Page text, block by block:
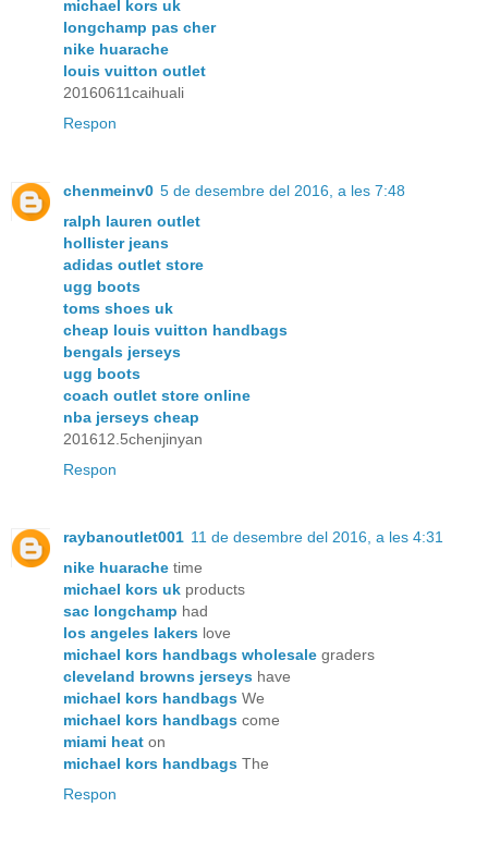
michael kors uk
longchamp pas cher
nike huarache
louis vuitton outlet
20160611caihuali
Respon
chenmeinv0 5 de desembre del 2016, a les 7:48
ralph lauren outlet
hollister jeans
adidas outlet store
ugg boots
toms shoes uk
cheap louis vuitton handbags
bengals jerseys
ugg boots
coach outlet store online
nba jerseys cheap
201612.5chenjinyan
Respon
raybanoutlet001 11 de desembre del 2016, a les 4:31
nike huarache time
michael kors uk products
sac longchamp had
los angeles lakers love
michael kors handbags wholesale graders
cleveland browns jerseys have
michael kors handbags We
michael kors handbags come
miami heat on
michael kors handbags The
Respon